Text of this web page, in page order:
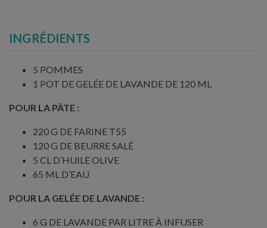
INGRÉDIENTS
5 POMMES
1 POT DE GELÉE DE LAVANDE DE 120 ML
POUR LA PÂTE :
220 G DE FARINE T55
120 G DE BEURRE SALÉ
5 CL D’HUILE OLIVE
65 ML D’EAU
POUR LA GELÉE DE LAVANDE :
6 G DE LAVANDE PAR LITRE À INFUSER